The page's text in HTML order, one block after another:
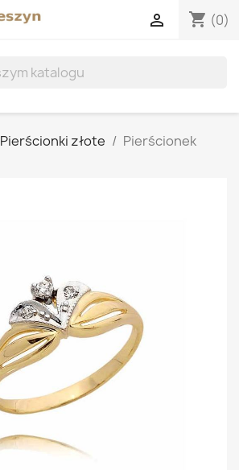
shopping_cart (0)

Pierścionki złote
Pierścionek